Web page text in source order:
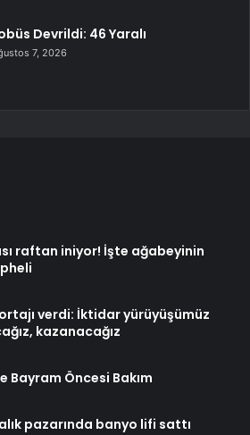
Devrildi: 46 Yaralı
7, 2026
raftan iniyor! İşte ağabeyinin
verdi: İktidar yürüyüşümüz
kazanacağız
Bayram Öncesi Bakım
pazarında banyo lifi sattı